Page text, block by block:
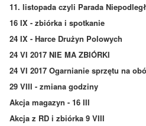
11. listopada czyli Parada
16 IX - zbiórka i spotkanie
24 IX - Harce Drużyn Polowych
24 VI 2017 NIE MA ZBIÓRKI
24 VI 2017 Ogarnianie sprzętu na
29 VIII - zmiana godziny
Akcja magazyn - 16 III
Akcja z RD i zbiórka 9 VIII